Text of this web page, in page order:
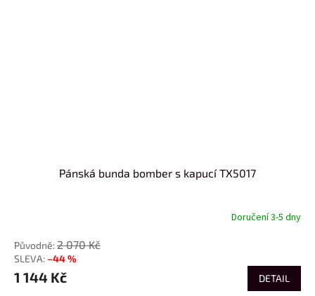
Pánská bunda bomber s kapucí TX5017
Doručení 3-5 dny
2 070 Kč
–44 %
1 144 Kč DETAIL